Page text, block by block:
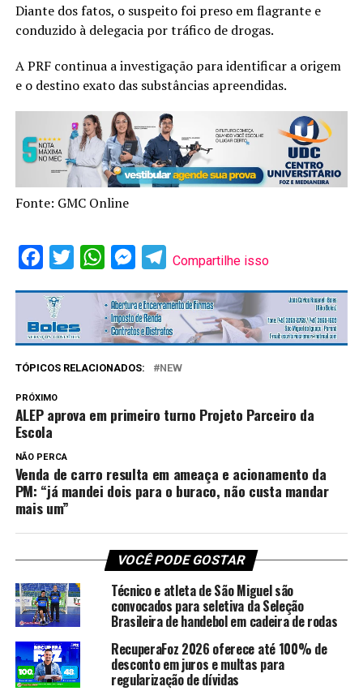
Diante dos fatos, o suspeito foi preso em flagrante e
conduzido à delegacia por tráfico de drogas.
A PRF continua a investigação para identificar a origem
e o destino exato das substâncias apreendidas.
Fonte: GMC Online
Facebook
Twitter WhatsAppMessenger
Telegram
Compartilhe isso
TÓPICOS RELACIONADOS: NEW
PRÓXIMO
ALEP aprova em primeiro turno Projeto Parceiro da
Escola
NÃO PERCA
Venda de carro resulta em ameaça e acionamento da
PM: “já mandei dois para o buraco, não custa mandar
mais um”
VOCÊ PODE GOSTAR
Técnico e atleta de São Miguel são
convocados para seletiva da Seleção
Brasileira de handebol em cadeira de rodas
RecuperaFoz 2026 oferece até 100% de
desconto em juros e multas para
regularização de dívidas